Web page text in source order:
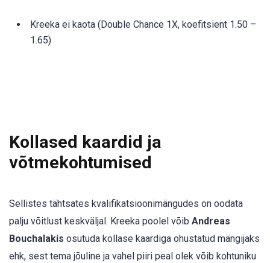
Kreeka ei kaota (Double Chance 1X, koefitsient 1.50 –
1.65)
Kollased kaardid ja
võtmekohtumised
Sellistes tähtsates kvalifikatsioonimängudes on oodata
palju võitlust keskväljal. Kreeka poolel võib Andreas
Bouchalakis osutuda kollase kaardiga ohustatud mängijaks
ehk, sest tema jõuline ja vahel piiri peal olek võib kohtuniku